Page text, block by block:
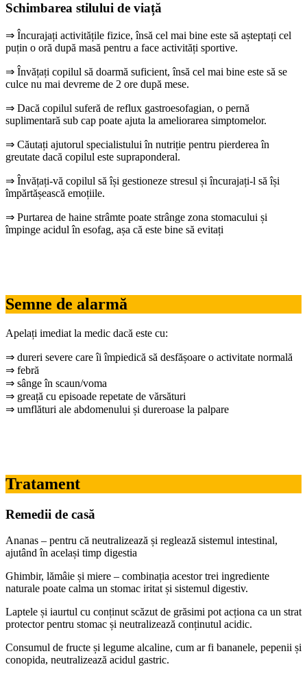
Schimbarea stilului de viață
⇒ Încurajați activitățile fizice, însă cel mai bine este să așteptați cel
puțin o oră după masă pentru a face activități sportive.
⇒ Învățați copilul să doarmă suficient, însă cel mai bine este să se
culce nu mai devreme de 2 ore după mese.
⇒ Dacă copilul suferă de reflux gastroesofagian, o pernă
suplimentară sub cap poate ajuta la ameliorarea simptomelor.
⇒ Căutați ajutorul specialistului în nutriție pentru pierderea în
greutate dacă copilul este supraponderal.
⇒ Învățați-vă copilul să își gestioneze stresul și încurajați-l să își
împărtășească emoțiile.
⇒ Purtarea de haine strâmte poate strânge zona stomacului și
împinge acidul în esofag, așa că este bine să evitați
Semne de alarmă
Apelați imediat la medic dacă este cu:
⇒ dureri severe care îi împiedică să desfășoare o activitate normală
⇒ febră
⇒ sânge în scaun/voma
⇒ greață cu episoade repetate de vărsături
⇒ umflături ale abdomenului și dureroase la palpare
Tratament
Remedii de casă
Ananas – pentru că neutralizează și reglează sistemul intestinal,
ajutând în același timp digestia
Ghimbir, lămâie și miere – combinația acestor trei ingrediente
naturale poate calma un stomac iritat și sistemul digestiv.
Laptele și iaurtul cu conținut scăzut de grăsimi pot acționa ca un strat
protector pentru stomac și neutralizează conținutul acidic.
Consumul de fructe și legume alcaline, cum ar fi bananele, pepenii și
conopida, neutralizează acidul gastric.